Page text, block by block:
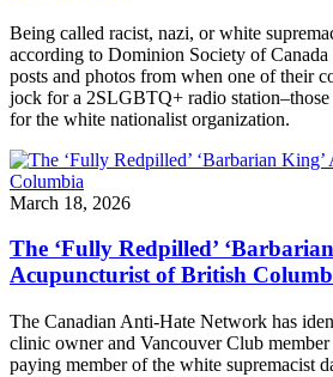
Being called racist, nazi, or white
according to Dominion Society of
posts and photos from when one of their
jock for a 2SLGBTQ+ radio station–those
for the white nationalist organization.
March 18, 2026
The ‘Fully Redpilled’
Acupuncturist of British
The Canadian Anti-Hate Network has
clinic owner and Vancouver Club member
paying member of the white supremacist